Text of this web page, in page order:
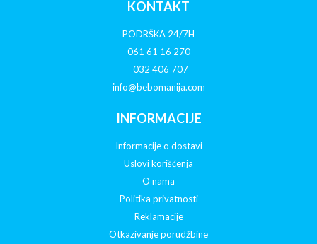
KONTAKT
PODRŠKA 24/7H
061 61 16 270
032 406 707
info@bebomanija.com
INFORMACIJE
Informacije o dostavi
Uslovi korišćenja
O nama
Politika privatnosti
Reklamacije
Otkazivanje porudžbine